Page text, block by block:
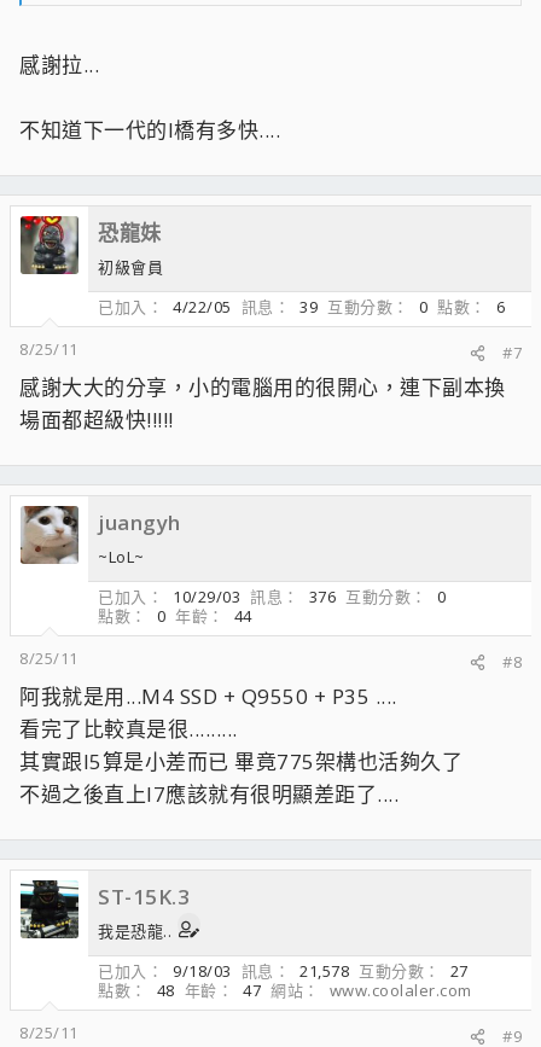
感謝拉...
不知道下一代的I橋有多快....
恐龍妹
初級會員
已加入
4/22/05 訊息 39 互動分數 0 點數
6
8/25/11
#7
感謝大大的分享，小的電腦用的很開心，連下副本換
場面都超級快!!!!!
juangyh
~LoL~
已加入
10/29/03 訊息 376 互動分數
0
點數
0 年齡
44
8/25/11
#8
阿我就是用...M4 SSD + Q9550 + P35 ....
看完了比較真是很.........
其實跟I5算是小差而已 畢竟775架構也活夠久了
不過之後直上I7應該就有很明顯差距了....
ST-15K.3
我是恐龍..
已加入
9/18/03 訊息 21,578 互動分數
27
點數
48 年齡 47 網站
www.coolaler.com
8/25/11
#9